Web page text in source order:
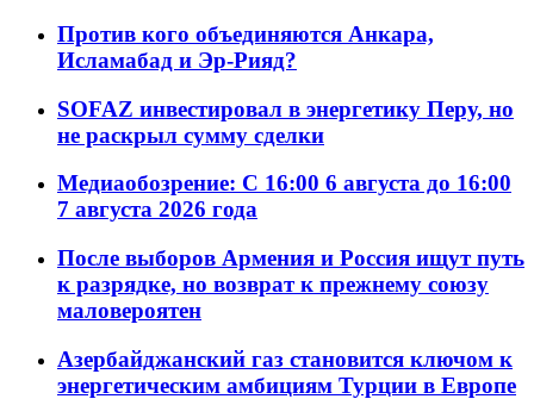
Против кого объединяются Анкара,
Исламабад и Эр-Рияд?
SOFAZ инвестировал в энергетику Перу, но
не раскрыл сумму сделки
Медиаобозрение: С 16:00 6 августа до 16:00
7 августа 2026 года
После выборов Армения и Россия ищут путь
к разрядке, но возврат к прежнему союзу
маловероятен
Азербайджанский газ становится ключом к
энергетическим амбициям Турции в Европе